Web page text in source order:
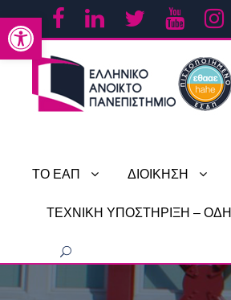
Ανοίξτε τη γραμμή
ΤΟ ΕΑΠ ΔΙΟΙΚΗΣΗ
ΤΕΧΝΙΚΗ ΥΠΟΣΤΗΡΙΞΗ –